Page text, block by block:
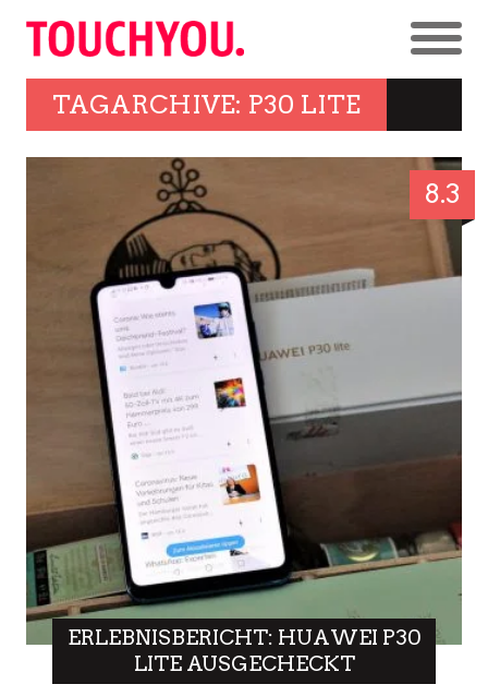
TAGARCHIVE: P30 LITE
8.3
ERLEBNISBERICHT: HUAWEI P30
LITE AUSGECHECKT